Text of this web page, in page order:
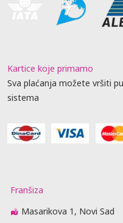
Kartice koje primamo
Sva plaćanja možete vršiti
sistema
Franšiza
Masarikova 1, Novi Sad